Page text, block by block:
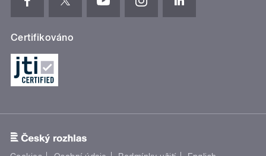
Certifikováno